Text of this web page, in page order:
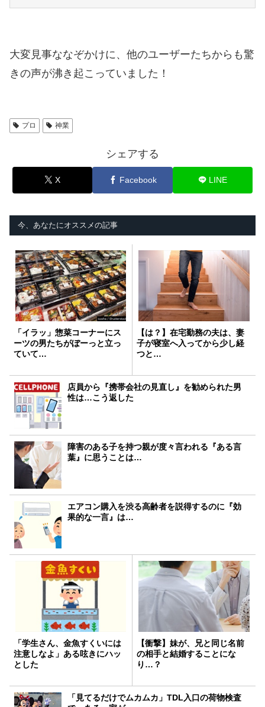
大変見事ななぞかけに、他のユーザーたちからも驚
きの声が沸き起こっていました！
プロ 神業
シェアする
X Facebook LINE
今、あなたにオススメの記事
「イラッ」惣菜コーナーにス
ーツの男たちがぼーっと立っ
ていて…
【は？】在宅勤務の夫は、妻
子が寝室へ入ってから少し経
つと…
店員から『携帯会社の見直し』を勧められた男
性は…こう返した
障害のある子を持つ親が度々言われる『ある言
葉』に思うことは…
エアコン購入を渋る高齢者を説得するのに『効
果的な一言』は…
「学生さん、金魚すくいには
注意しなよ」ある呟きにハッ
とした
【衝撃】妹が、兄と同じ名前
の相手と結婚することにな
り…？
「見てるだけでムカムカ」TDL入口の荷物検査